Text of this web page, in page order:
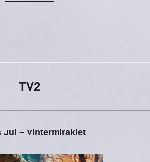
TV2
Jul – Vintermiraklet